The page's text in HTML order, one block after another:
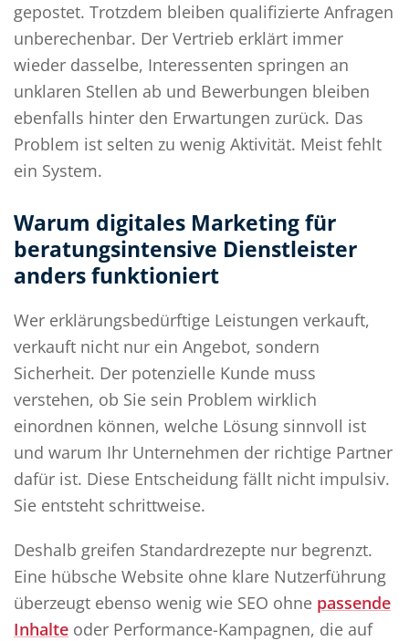
gepostet. Trotzdem bleiben qualifizierte Anfragen
unberechenbar. Der Vertrieb erklärt immer
wieder dasselbe, Interessenten springen an
unklaren Stellen ab und Bewerbungen bleiben
ebenfalls hinter den Erwartungen zurück. Das
Problem ist selten zu wenig Aktivität. Meist fehlt
ein System.
Warum digitales Marketing für
beratungsintensive Dienstleister
anders funktioniert
Wer erklärungsbedürftige Leistungen verkauft,
verkauft nicht nur ein Angebot, sondern
Sicherheit. Der potenzielle Kunde muss
verstehen, ob Sie sein Problem wirklich
einordnen können, welche Lösung sinnvoll ist
und warum Ihr Unternehmen der richtige Partner
dafür ist. Diese Entscheidung fällt nicht impulsiv.
Sie entsteht schrittweise.
Deshalb greifen Standardrezepte nur begrenzt.
Eine hübsche Website ohne klare Nutzerführung
überzeugt ebenso wenig wie SEO ohne passende
Inhalte oder Performance-Kampagnen, die auf